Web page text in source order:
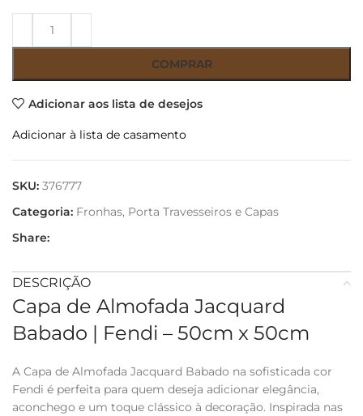
COMPRAR
Adicionar aos lista de desejos
Adicionar à lista de casamento
SKU: 376777
Categoria: Fronhas, Porta Travesseiros e Capas
Share:
DESCRIÇÃO
Capa de Almofada Jacquard
Babado | Fendi – 50cm x 50cm
A Capa de Almofada Jacquard Babado na sofisticada cor
Fendi é perfeita para quem deseja adicionar elegância,
aconchego e um toque clássico à decoração. Inspirada nas